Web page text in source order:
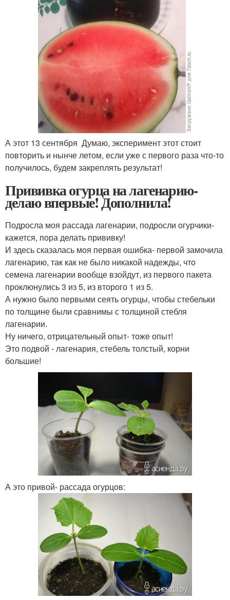
А этот 13 сентября Думаю, эксперимент этот стоит
повторить и нынче летом, если уже с первого раза что-то
получилось, будем закреплять результат!
Прививка огурца на лагенарию-
делаю впервые! Дополнила!
Подросла моя рассада лагенарии, подросли огурчики-
кажется, пора делать прививку!
И здесь сказалась моя первая ошибка- первой замочила
лагенарию, так как не было никакой надежды, что
семена лагенарии вообще взойдут, из первого пакета
проклюнулись 3 из 5, из второго 1 из 5.
А нужно было первыми сеять огурцы, чтобы стебельки
по толщине были сравнимы с толщиной стебля
лагенарии.
Ну ничего, отрицательный опыт- тоже опыт!
Это подвой - лагенария, стебель толстый, корни
большие!
А это привой- рассада огурцов: